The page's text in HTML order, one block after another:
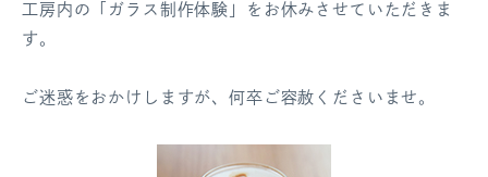
工房内の「ガラス制作体験」をお休みさせていただきま
す。
ご迷惑をおかけしますが、何卒ご容赦くださいませ。